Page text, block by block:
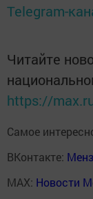
Telegram-
Читайте
https://
Самое
ВКонтакте:
MAX: Новости